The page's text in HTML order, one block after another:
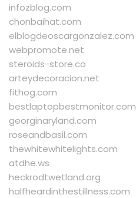
infozblog.com
chonbaihat.com
elblogdeoscargonzalez.com
webpromote.net
steroids-store.co
arteydecoracion.net
fithog.com
bestlaptopbestmonitor.com
georginaryland.com
roseandbasil.com
thewhitewhitelights.com
atdhe.ws
heckrodtwetland.org
halfheardinthestillness.com